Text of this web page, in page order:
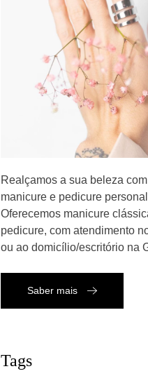
Realçamos a sua beleza
manicure e pedicure
Oferecemos manicure
pedicure, com atendimento
ou ao domicílio/escritório na
Saber mais
Tags